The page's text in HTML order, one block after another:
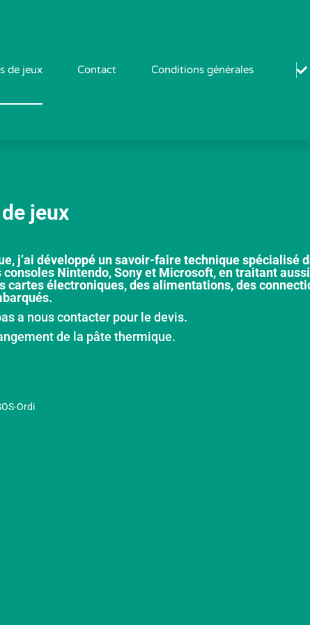
de jeux Contact Conditions générales
jeux
j’ai développé un savoir-faire technique spécialisé
Nintendo, Sony et Microsoft, en traitant
électroniques, des alimentations, des
a nous contacter pour le devis.
de la pâte thermique.
Ordi